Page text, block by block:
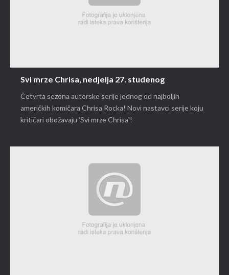
Svi mrze Chrisa, nedjelja 27. studenog
Četvrta sezona autorske serije jednog od najboljih
američkih komičara Chrisa Rocka! Novi nastavci serije koju
kritičari obožavaju 'Svi mrze Chrisa'!